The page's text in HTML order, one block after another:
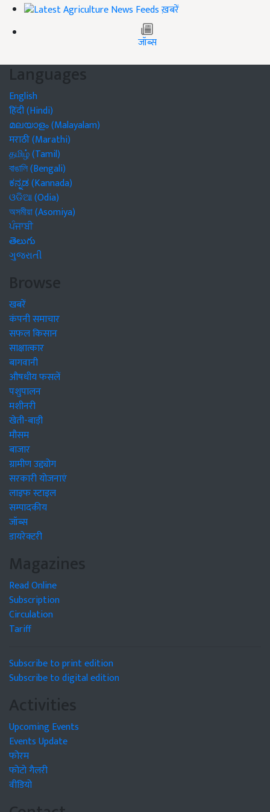
ख़बरें
जॉब्स
Languages
English
हिंदी (Hindi)
മലയാളം (Malayalam)
मराठी (Marathi)
தமிழ் (Tamil)
বাঙালি (Bengali)
ಕನ್ನಡ (Kannada)
ଓଡିଆ (Odia)
অসমীয়া (Asomiya)
ਪੰਜਾਬੀ
తెలుగు
ગુજરાતી
Browse
खबरें
कंपनी समाचार
सफल किसान
साक्षात्कार
बागवानी
औषधीय फसलें
पशुपालन
मशीनरी
खेती-बाड़ी
मौसम
बाजार
ग्रामीण उद्द्योग
सरकारी योजनाएं
लाइफ स्टाइल
सम्पादकीय
जॉब्स
डायरेक्टरी
Magazines
Read Online
Subscription
Circulation
Tariff
Subscribe to print edition
Subscribe to digital edition
Activities
Upcoming Events
Events Update
फोरम
फोटो गैलरी
वीडियो